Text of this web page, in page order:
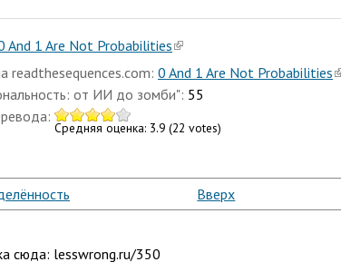
And 1 Are Not Probabilities
readthesequences.com: 0 And 1 Are Not Probabilities
от ИИ до зомби": 55
Средняя оценка: 3.9 (22 votes)
Вверх
сюда: lesswrong.ru/350